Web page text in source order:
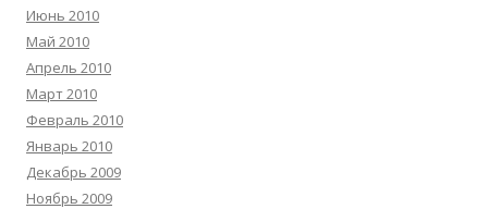
Июнь 2010
Май 2010
Апрель 2010
Март 2010
Февраль 2010
Январь 2010
Декабрь 2009
Ноябрь 2009